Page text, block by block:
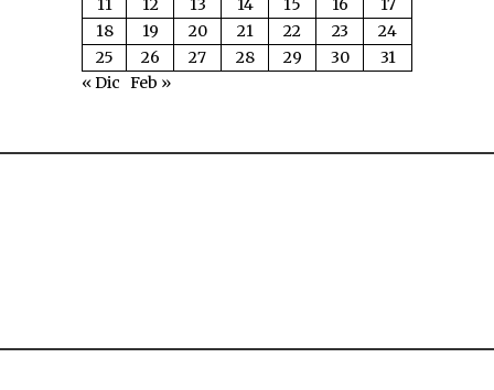
11
12 13 14 15 16
17
18
19 20 21 22 23
24
25
26 27 28 29 30
31
« Dic Feb »